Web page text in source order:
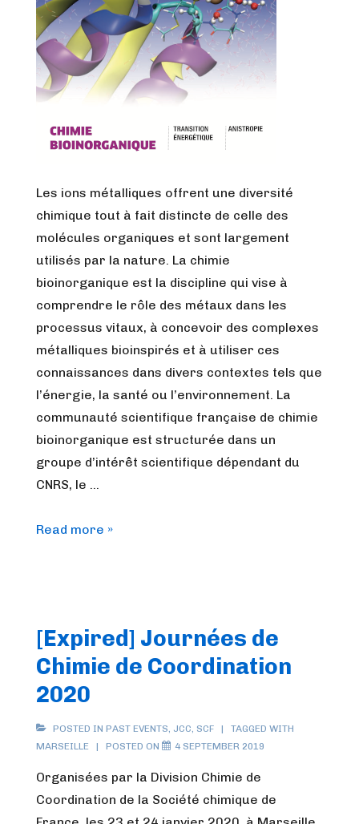
Les ions métalliques offrent une diversité
chimique tout à fait distincte de celle des
molécules organiques et sont largement
utilisés par la nature. La chimie
bioinorganique est la discipline qui vise à
comprendre le rôle des métaux dans les
processus vitaux, à concevoir des complexes
métalliques bioinspirés et à utiliser ces
connaissances dans divers contextes tels que
l’énergie, la santé ou l’environnement. La
communauté scientifique française de chimie
bioinorganique est structurée dans un
groupe d’intérêt scientifique dépendant du
CNRS, le …
[Journal
de
chimie
bioinorganique
dans
l’Actualité
chimique
Read more »
[Expired] Journées de
Chimie de Coordination
2020
POSTED IN PAST EVENTS, JCC, SCF
TAGGED WITH
MARSEILLE
POSTED ON 4 SEPTEMBER 2019
Organisées par la Division Chimie de
Coordination de la Société chimique de